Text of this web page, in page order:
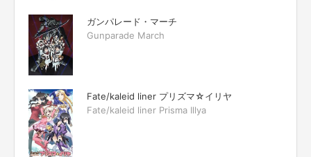
ガンパレード・マーチ
Gunparade March
Fate/kaleid liner プリズマ☆イリヤ
Fate/kaleid liner Prisma Illya